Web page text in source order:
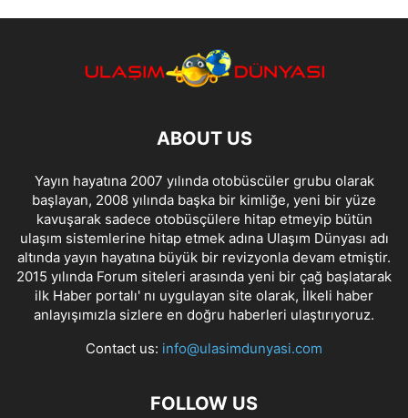
ABOUT US
Yayın hayatına 2007 yılında otobüscüler grubu olarak
başlayan, 2008 yılında başka bir kimliğe, yeni bir yüze
kavuşarak sadece otobüsçülere hitap etmeyip bütün
ulaşım sistemlerine hitap etmek adına Ulaşım Dünyası adı
altında yayın hayatına büyük bir revizyonla devam etmiştir.
2015 yılında Forum siteleri arasında yeni bir çağ başlatarak
ilk Haber portalı' nı uygulayan site olarak, İlkeli haber
anlayışımızla sizlere en doğru haberleri ulaştırıyoruz.
Contact us: info@ulasimdunyasi.com
FOLLOW US